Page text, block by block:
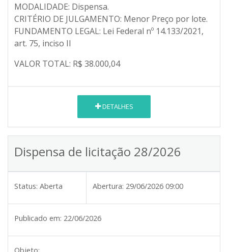
MODALIDADE: Dispensa.
CRITÉRIO DE JULGAMENTO: Menor Preço por lote.
FUNDAMENTO LEGAL: Lei Federal nº 14.133/2021,
art. 75, inciso II
VALOR TOTAL: R$ 38.000,04
DETALHES
Dispensa de licitação 28/2026
Status: Aberta Abertura: 29/06/2026 09:00
Publicado em: 22/06/2026
Objeto: